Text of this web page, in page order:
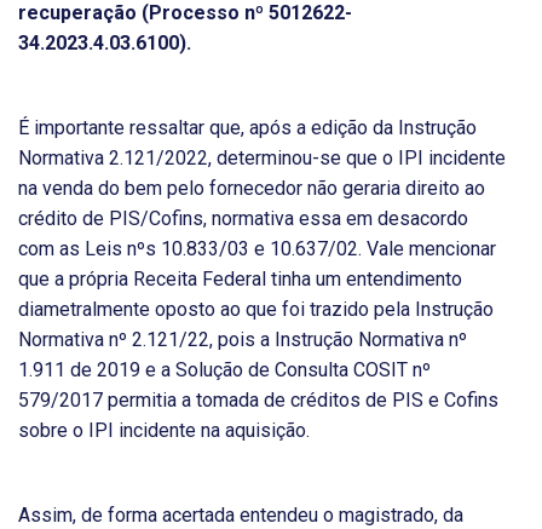
recuperação (Processo nº 5012622-
34.2023.4.03.6100).
É importante ressaltar que, após a edição da Instrução
Normativa 2.121/2022, determinou-se que o IPI incidente
na venda do bem pelo fornecedor não geraria direito ao
crédito de PIS/Cofins, normativa essa em desacordo
com as Leis nºs 10.833/03 e 10.637/02. Vale mencionar
que a própria Receita Federal tinha um entendimento
diametralmente oposto ao que foi trazido pela Instrução
Normativa nº 2.121/22, pois a Instrução Normativa nº
1.911 de 2019 e a Solução de Consulta COSIT nº
579/2017 permitia a tomada de créditos de PIS e Cofins
sobre o IPI incidente na aquisição.
Assim, de forma acertada entendeu o magistrado, da